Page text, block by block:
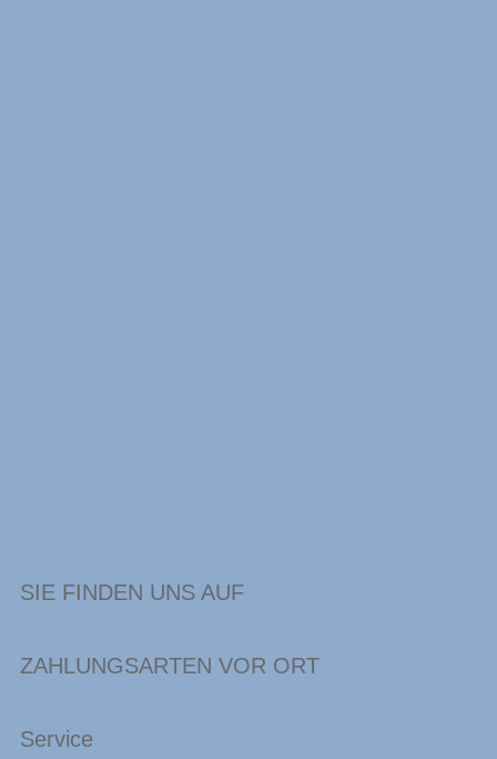
SIE FINDEN UNS AUF
ZAHLUNGSARTEN VOR ORT
Service